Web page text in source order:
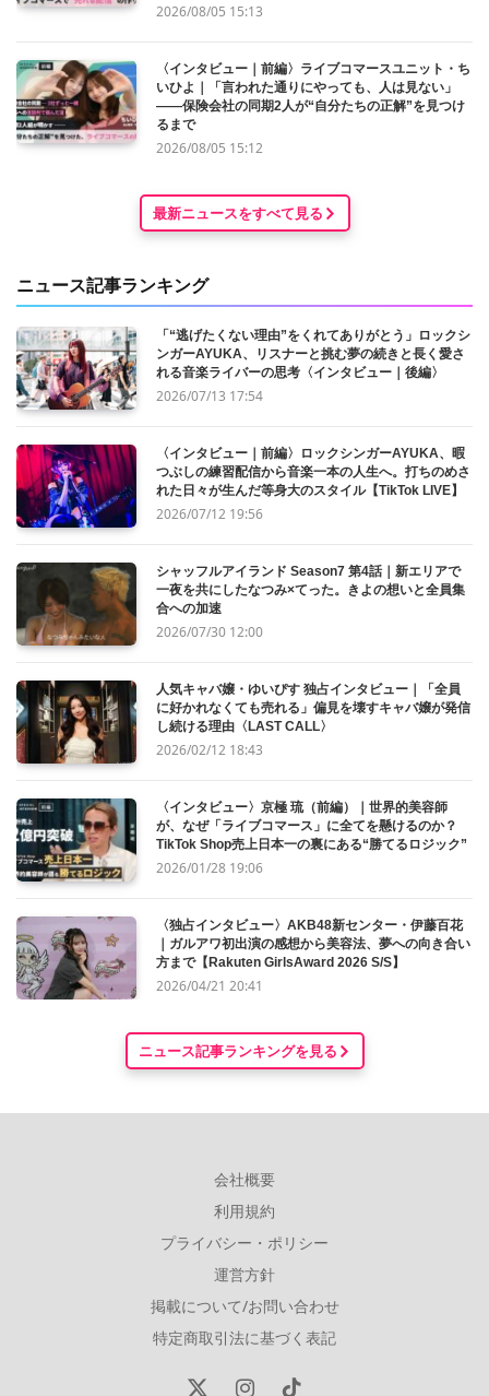
2026/08/05 15:13
〈インタビュー｜前編〉ライブコマースユニット・ち
いひよ｜「言われた通りにやっても、人は見ない」
——保険会社の同期2人が“自分たちの正解”を見つけ
るまで
2026/08/05 15:12
最新ニュースをすべて見る
ニュース記事ランキング
「“逃げたくない理由”をくれてありがとう」ロックシ
ンガーAYUKA、リスナーと挑む夢の続きと長く愛さ
れる音楽ライバーの思考〈インタビュー｜後編〉
2026/07/13 17:54
〈インタビュー｜前編〉ロックシンガーAYUKA、暇
つぶしの練習配信から音楽一本の人生へ。打ちのめさ
れた日々が生んだ等身大のスタイル【TikTok LIVE】
2026/07/12 19:56
シャッフルアイランド Season7 第4話｜新エリアで
一夜を共にしたなつみ×てった。きよの想いと全員集
合への加速
2026/07/30 12:00
人気キャバ嬢・ゆいぴす 独占インタビュー｜「全員
に好かれなくても売れる」偏見を壊すキャバ嬢が発信
し続ける理由〈LAST CALL〉
2026/02/12 18:43
〈インタビュー〉京極 琉（前編）｜世界的美容師
が、なぜ「ライブコマース」に全てを懸けるのか？
TikTok Shop売上日本一の裏にある“勝てるロジック”
2026/01/28 19:06
〈独占インタビュー〉AKB48新センター・伊藤百花
｜ガルアワ初出演の感想から美容法、夢への向き合い
方まで【Rakuten GirlsAward 2026 S/S】
2026/04/21 20:41
ニュース記事ランキングを見る
会社概要
利用規約
プライバシー・ポリシー
運営方針
掲載について/お問い合わせ
特定商取引法に基づく表記